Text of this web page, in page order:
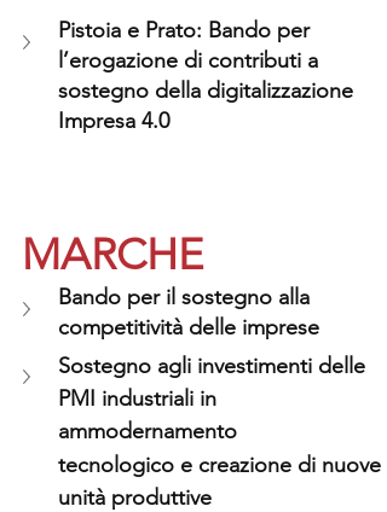
Pistoia e Prato: Bando per
l’erogazione di contributi a
sostegno della digitalizzazione
Impresa 4.0
MARCHE
Bando per il sostegno alla
competitività delle imprese
Sostegno agli investimenti delle
PMI industriali in
ammodernamento
tecnologico e creazione di nuove
unità produttive